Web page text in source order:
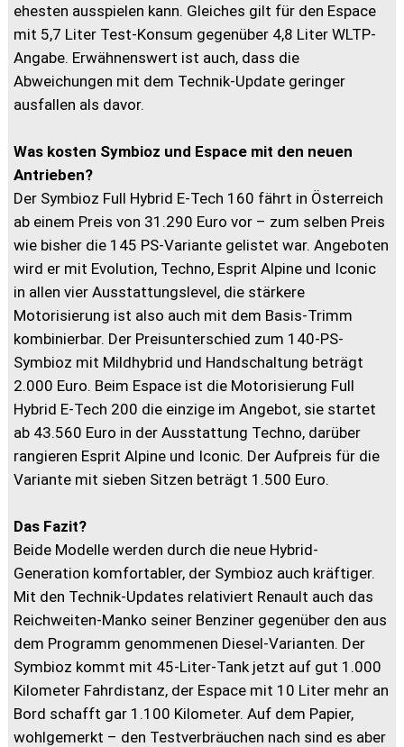
ehesten ausspielen kann. Gleiches gilt für den Espace
mit 5,7 Liter Test-Konsum gegenüber 4,8 Liter WLTP-
Angabe. Erwähnenswert ist auch, dass die
Abweichungen mit dem Technik-Update geringer
ausfallen als davor.
Was kosten Symbioz und Espace mit den neuen
Antrieben?
Der Symbioz Full Hybrid E-Tech 160 fährt in Österreich
ab einem Preis von 31.290 Euro vor – zum selben Preis
wie bisher die 145 PS-Variante gelistet war. Angeboten
wird er mit Evolution, Techno, Esprit Alpine und Iconic
in allen vier Ausstattungslevel, die stärkere
Motorisierung ist also auch mit dem Basis-Trimm
kombinierbar. Der Preisunterschied zum 140-PS-
Symbioz mit Mildhybrid und Handschaltung beträgt
2.000 Euro. Beim Espace ist die Motorisierung Full
Hybrid E-Tech 200 die einzige im Angebot, sie startet
ab 43.560 Euro in der Ausstattung Techno, darüber
rangieren Esprit Alpine und Iconic. Der Aufpreis für die
Variante mit sieben Sitzen beträgt 1.500 Euro.
Das Fazit?
Beide Modelle werden durch die neue Hybrid-
Generation komfortabler, der Symbioz auch kräftiger.
Mit den Technik-Updates relativiert Renault auch das
Reichweiten-Manko seiner Benziner gegenüber den aus
dem Programm genommenen Diesel-Varianten. Der
Symbioz kommt mit 45-Liter-Tank jetzt auf gut 1.000
Kilometer Fahrdistanz, der Espace mit 10 Liter mehr an
Bord schafft gar 1.100 Kilometer. Auf dem Papier,
wohlgemerkt – den Testverbräuchen nach sind es aber